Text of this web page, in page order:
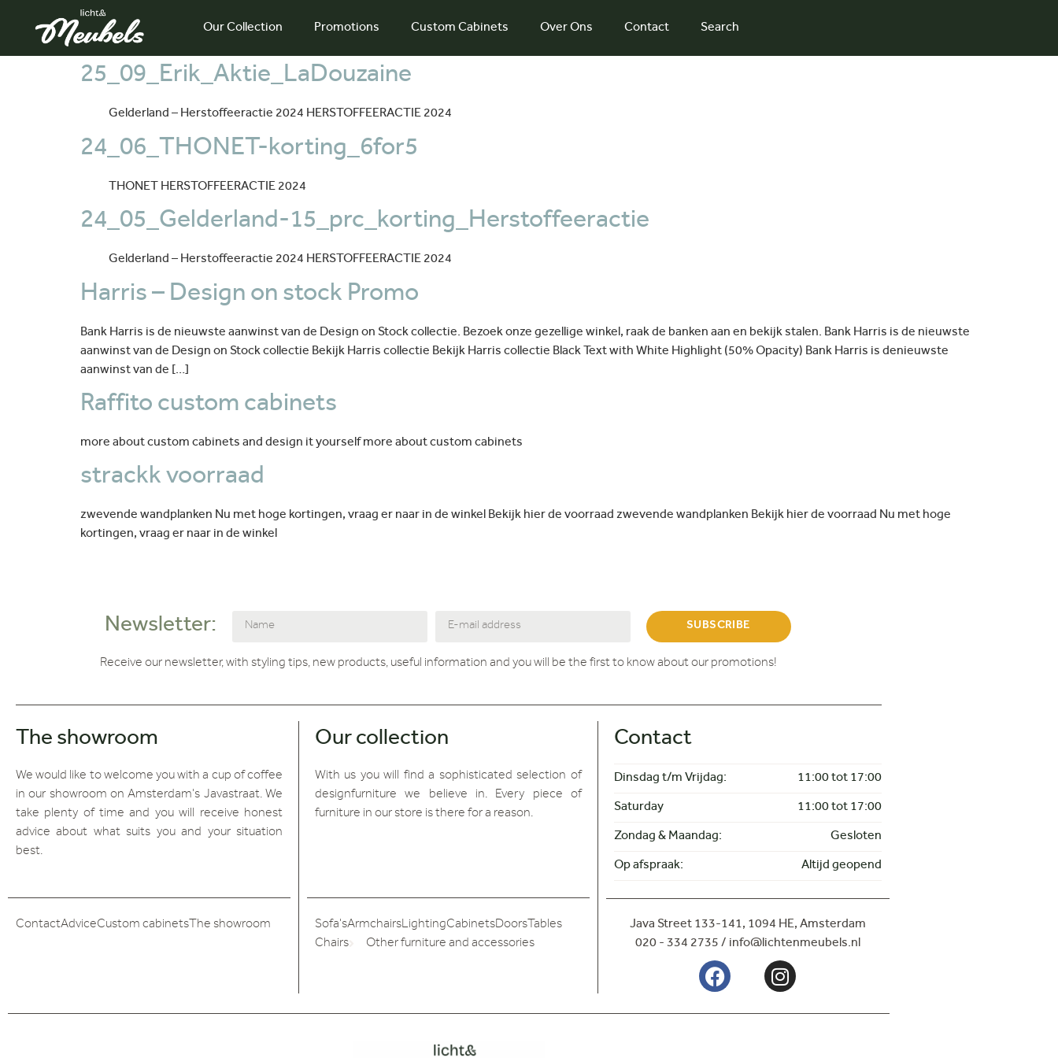
Our Collection Promotions Custom Cabinets Over Ons Contact Search
25_09_Erik_Aktie_LaDouzaine
Gelderland – Herstoffeeractie 2024 HERSTOFFEERACTIE 2024
24_06_THONET-korting_6for5
THONET HERSTOFFEERACTIE 2024
24_05_Gelderland-15_prc_korting_Herstoffeeractie
Gelderland – Herstoffeeractie 2024 HERSTOFFEERACTIE 2024
Harris – Design on stock Promo
Bank Harris is de nieuwste aanwinst van de Design on Stock collectie. Bezoek onze gezellige winkel, raak de banken aan en bekijk stalen. Bank Harris is de nieuwste
aanwinst van de Design on Stock collectie Bekijk Harris collectie Bekijk Harris collectie Black Text with White Highlight (50% Opacity) Bank Harris is denieuwste
aanwinst van de […]
Raffito custom cabinets
more about custom cabinets and design it yourself more about custom cabinets
strackk voorraad
zwevende wandplanken Nu met hoge kortingen, vraag er naar in de winkel Bekijk hier de voorraad zwevende wandplanken Bekijk hier de voorraad Nu met hoge
kortingen, vraag er naar in de winkel
Newsletter: SUBSCRIBE
Receive our newsletter, with styling tips, new products, useful information and you will be the first to know about our promotions!
The showroom
We would like to welcome you with a cup of coffee
in our showroom on Amsterdam's Javastraat. We
take plenty of time and you will receive honest
advice about what suits you and your situation
best.
ContactAdviceCustom cabinets The showroom
Our collection
With us you will find a sophisticated selection of
designfurniture we believe in. Every piece of
furniture in our store is there for a reason.
Sofa'sArmchairsLightingCabinetsDoorsTables
Chairs
Other furniture and accessories
Contact
Dinsdag t/m Vrijdag: 11:00 tot 17:00
Saturday 11:00 tot 17:00
Zondag & Maandag: Gesloten
Op afspraak: Altijd geopend
Java Street 133-141, 1094 HE, Amsterdam
020 - 334 2735 / info@lichtenmeubels.nl